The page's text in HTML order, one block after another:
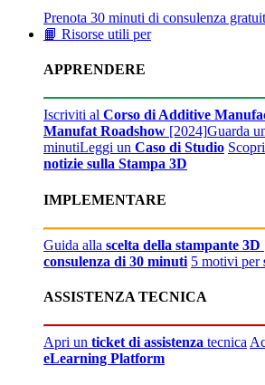
Prenota 30 minuti di consulenza
📙 Risorse utili per
APPRENDERE
Iscriviti al Corso di Additive
Manufat Roadshow [2024]Guarda
minutiLeggi un Caso di Studio
notizie sulla Stampa 3D
IMPLEMENTARE
Guida alla scelta della stampante 3D
consulenza di 30 minuti 5 motivi per
ASSISTENZA TECNICA
Apri un ticket di assistenza tecnica
eLearning Platform